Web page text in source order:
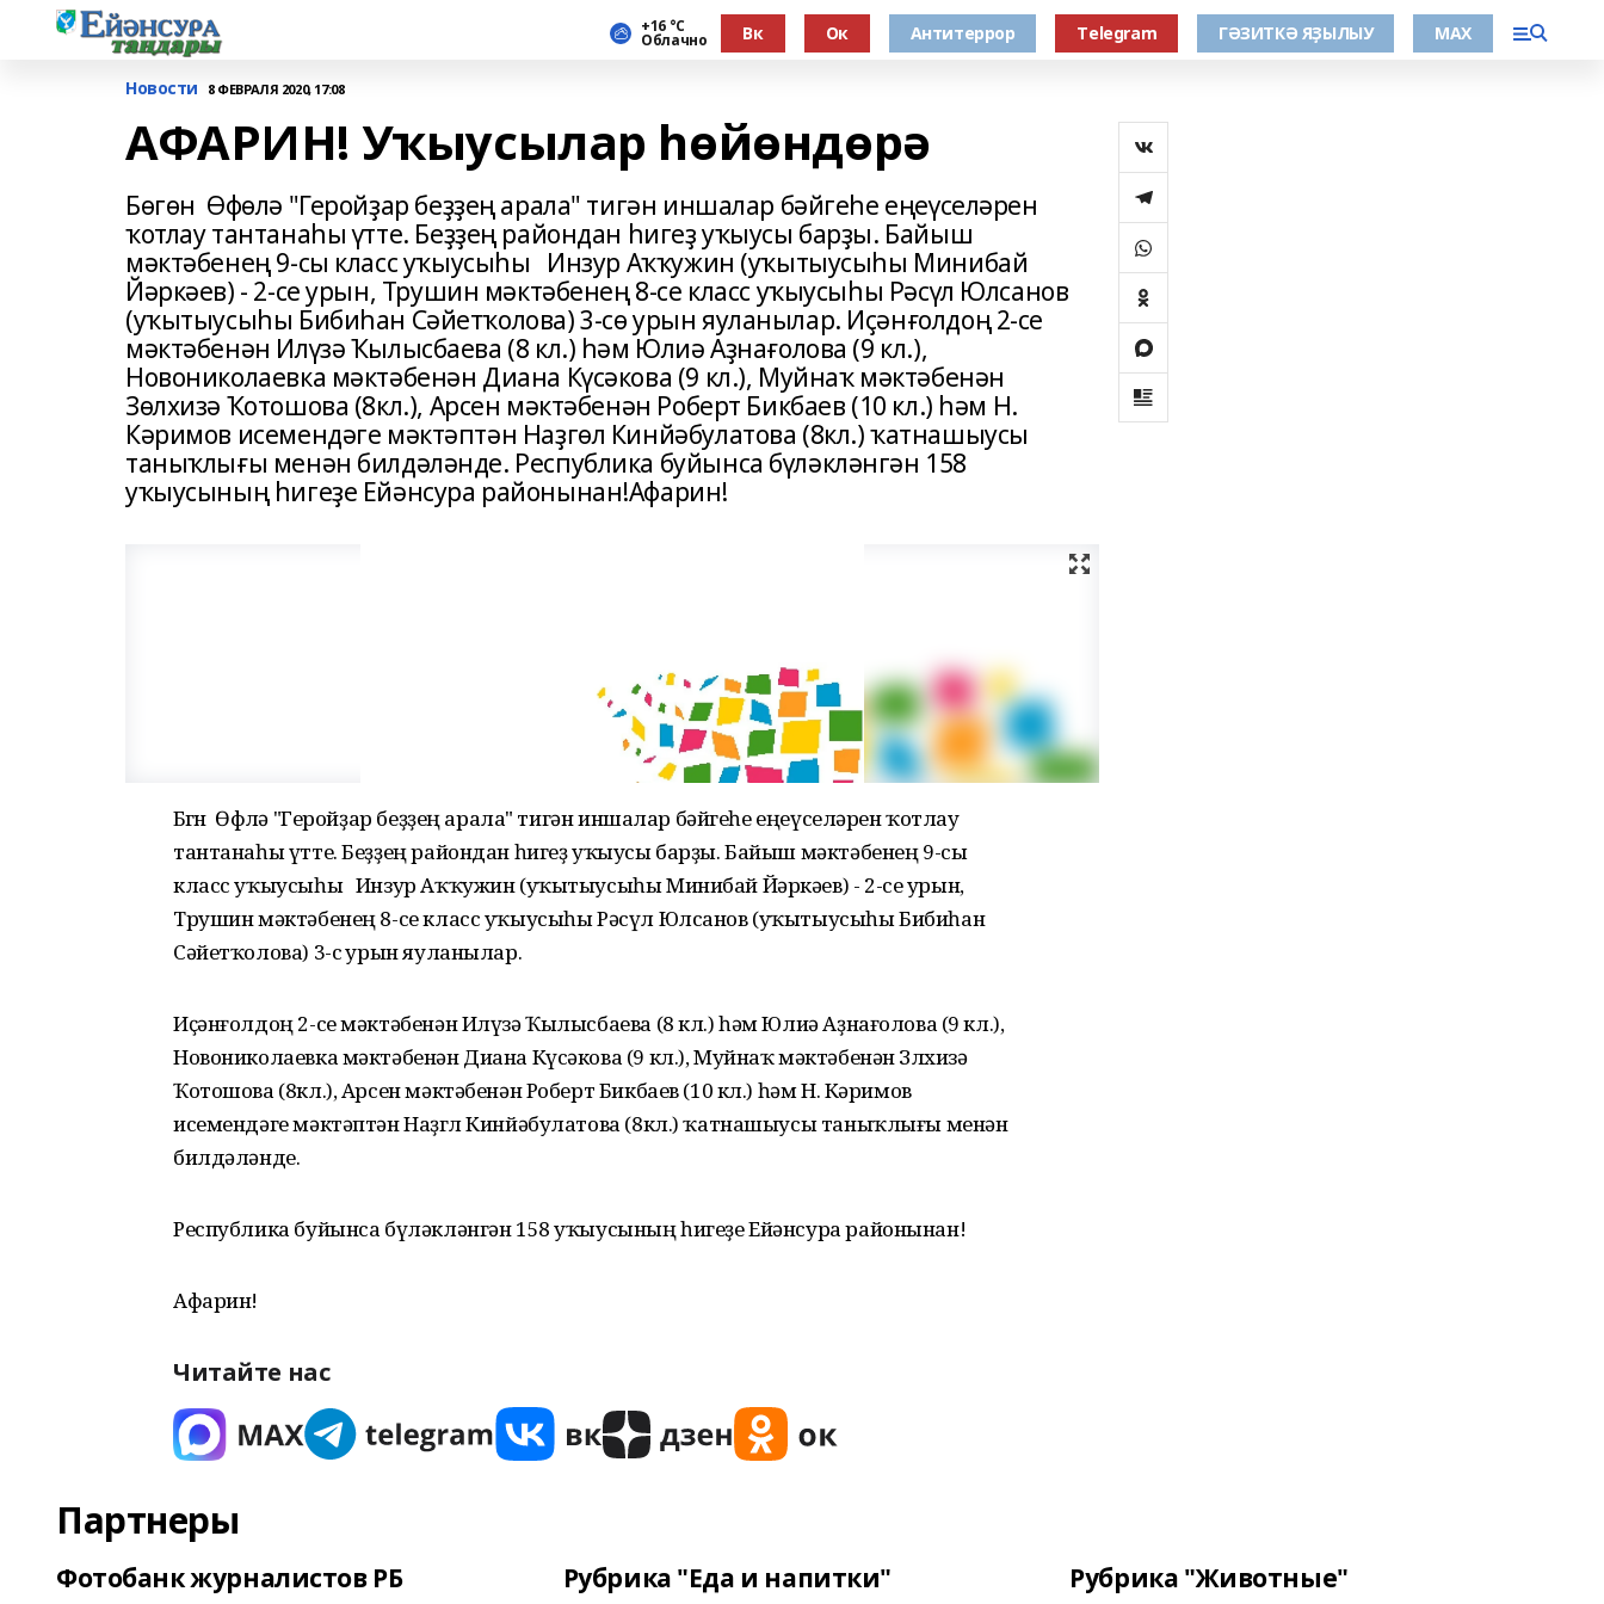
+16 °С
Облачно Вк Ок Антитеррор Тelegram ГӘЗИТКӘ ЯҘЫЛЫУ МАХ
Новости 8 ФЕВРАЛЯ 2020, 17:08
АФАРИН! Уҡыусылар һөйөндөрә
Бөгөн Өфөлә "Геройҙар беҙҙең арала" тигән иншалар бәйгеһе еңеүселәрен
ҡотлау тантанаһы үтте. Беҙҙең райондан һигеҙ уҡыусы барҙы. Байыш
мәктәбенең 9-сы класс уҡыусыһы Инзур Аҡҡужин (уҡытыусыһы Минибай
Йәркәев) - 2-се урын, Трушин мәктәбенең 8-се класс уҡыусыһы Рәсүл Юлсанов
(уҡытыусыһы Бибиһан Сәйетҡолова) 3-сө урын яуланылар. Иҫәнғолдоң 2-се
мәктәбенән Илүзә Ҡылысбаева (8 кл.) һәм Юлиә Аҙнағолова (9 кл.),
Новониколаевка мәктәбенән Диана Күсәкова (9 кл.), Муйнаҡ мәктәбенән
Зөлхизә Ҡотошова (8кл.), Арсен мәктәбенән Роберт Бикбаев (10 кл.) һәм Н.
Кәримов исемендәге мәктәптән Наҙгөл Кинйәбулатова (8кл.) ҡатнашыусы
таныҡлығы менән билдәләнде. Республика буйынса бүләкләнгән 158
уҡыусының һигеҙе Ейәнсура районынан!Афарин!
Бөгөн Өфөлә "Геройҙар беҙҙең арала" тигән иншалар бәйгеһе еңеүселәрен ҡотлау
тантанаһы үтте. Беҙҙең райондан һигеҙ уҡыусы барҙы. Байыш мәктәбенең 9-сы
класс уҡыусыһы Инзур Аҡҡужин (уҡытыусыһы Минибай Йәркәев) - 2-се урын,
Трушин мәктәбенең 8-се класс уҡыусыһы Рәсүл Юлсанов (уҡытыусыһы Бибиһан
Сәйетҡолова) 3-сө урын яуланылар.
Иҫәнғолдоң 2-се мәктәбенән Илүзә Ҡылысбаева (8 кл.) һәм Юлиә Аҙнағолова (9 кл.),
Новониколаевка мәктәбенән Диана Күсәкова (9 кл.), Муйнаҡ мәктәбенән Зөлхизә
Ҡотошова (8кл.), Арсен мәктәбенән Роберт Бикбаев (10 кл.) һәм Н. Кәримов
исемендәге мәктәптән Наҙгөл Кинйәбулатова (8кл.) ҡатнашыусы таныҡлығы менән
билдәләнде.
Республика буйынса бүләкләнгән 158 уҡыусының һигеҙе Ейәнсура районынан!
Афарин!
Читайте нас
Партнеры
Фотобанк журналистов РБ Рубрика "Еда и напитки" Рубрика "Животные"